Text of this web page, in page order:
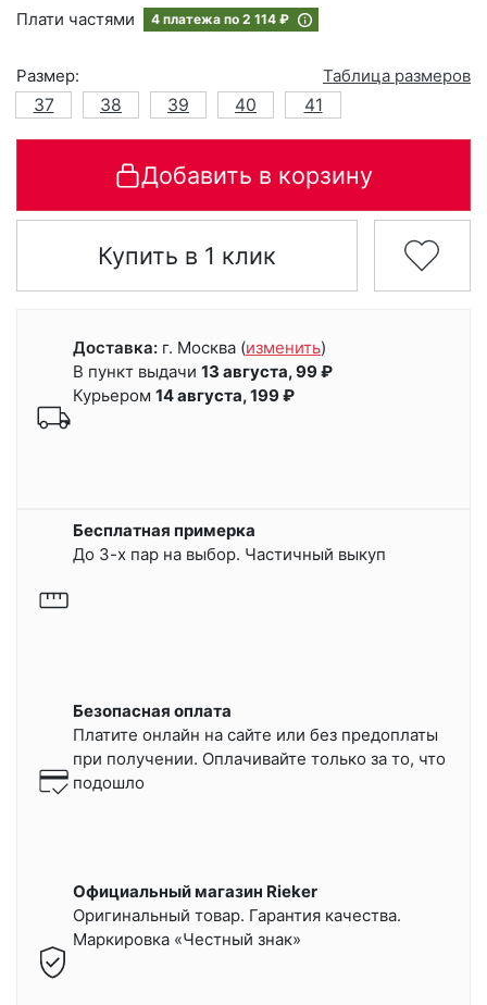
Плати частями
4 платежа по 2 114 ₽
Размер:
Таблица размеров
37
38 39 40 41
Добавить в корзину
Купить в 1 клик
Доставка: г. Москва (изменить)
В пункт выдачи 13 августа, 99 ₽
Курьером 14 августа, 199 ₽
Бесплатная примерка
До 3-х пар на выбор. Частичный выкуп
Безопасная оплата
Платите онлайн на сайте или без предоплаты
при получении. Оплачивайте только за то, что
подошло
Официальный магазин Rieker
Оригинальный товар. Гарантия качества.
Маркировка «Честный знак»